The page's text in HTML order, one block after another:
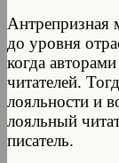
Антрепризная
до уровня
когда
читателей.
лояльности и
лояльный
писатель.